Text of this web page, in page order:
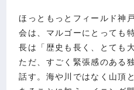
ほっともっとフィールド神
会は、マルゴーにとっても
長は「歴史も長く、とても
ただ、すごく緊張感のある
話す。海や川ではなく山頂